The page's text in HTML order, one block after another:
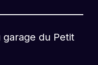
garage du Petit